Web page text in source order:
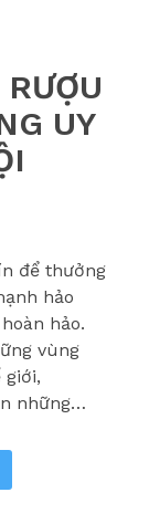
UY
để thưởng
hảo
hảo.
vùng
những…